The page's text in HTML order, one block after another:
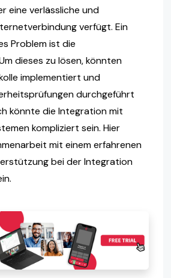
eine verlässliche und
verfügt. Ein
Problem ist die
dieses zu lösen, könnten
implementiert und
durchgeführt
könnte die Integration mit
kompliziert sein. Hier
mit einem erfahrenen
bei der Integration